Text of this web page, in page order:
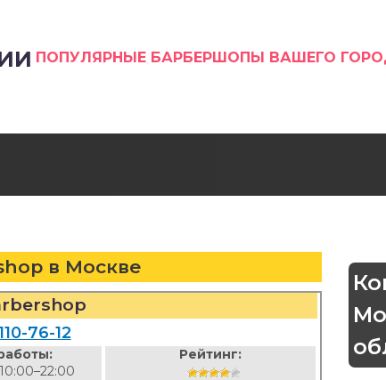
ПОПУЛЯРНЫЕ БАРБЕРШОПЫ ВАШЕГО
в Москве
76-12
Рейтинг: